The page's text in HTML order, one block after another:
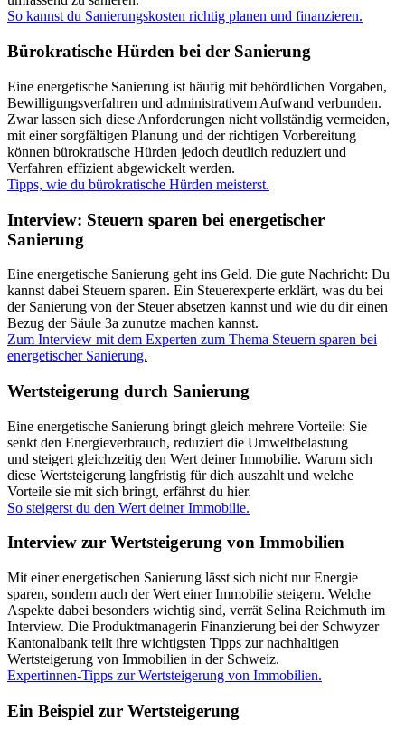
So kannst du Sanierungskosten richtig planen und finanzieren.
Bürokratische Hürden bei der Sanierung
Eine energetische Sanierung ist häufig mit behördlichen Vorgaben,
Bewilligungsverfahren und administrativem Aufwand verbunden.
Zwar lassen sich diese Anforderungen nicht vollständig vermeiden,
mit einer sorgfältigen Planung und der richtigen Vorbereitung
können bürokratische Hürden jedoch deutlich reduziert und
Verfahren effizient abgewickelt werden.
Tipps, wie du bürokratische Hürden meisterst.
Interview: Steuern sparen bei energetischer
Sanierung
Eine energetische Sanierung geht ins Geld. Die gute Nachricht: Du
kannst dabei Steuern sparen. Ein Steuerexperte erklärt, was du bei
der Sanierung von der Steuer absetzen kannst und wie du dir einen
Bezug der Säule 3a zunutze machen kannst.
Zum Interview mit dem Experten zum Thema Steuern sparen bei
energetischer Sanierung.
Wertsteigerung durch Sanierung
Eine energetische Sanierung bringt gleich mehrere Vorteile: Sie
senkt den Energieverbrauch, reduziert die Umweltbelastung
und steigert gleichzeitig den Wert deiner Immobilie. Warum sich
diese Wertsteigerung langfristig für dich auszahlt und welche
Vorteile sie mit sich bringt, erfährst du hier.
So steigerst du den Wert deiner Immobilie.
Interview zur Wertsteigerung von Immobilien
Mit einer energetischen Sanierung lässt sich nicht nur Energie
sparen, sondern auch der Wert einer Immobilie steigern. Welche
Aspekte dabei besonders wichtig sind, verrät Selina Reichmuth im
Interview. Die Produktmanagerin Finanzierung bei der Schwyzer
Kantonalbank teilt ihre wichtigsten Tipps zur nachhaltigen
Wertsteigerung von Immobilien in der Schweiz.
Expertinnen-Tipps zur Wertsteigerung von Immobilien.
Ein Beispiel zur Wertsteigerung